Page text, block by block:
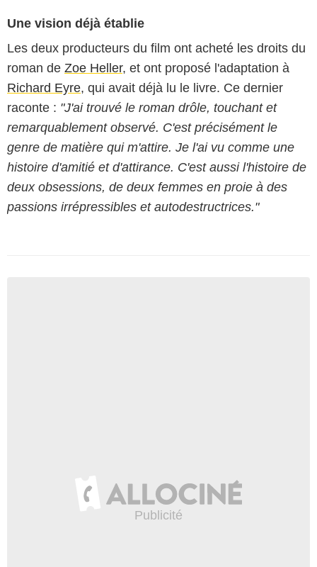
Une vision déjà établie
Les deux producteurs du film ont acheté les droits du
roman de Zoe Heller, et ont proposé l'adaptation à
Richard Eyre, qui avait déjà lu le livre. Ce dernier
raconte : "J'ai trouvé le roman drôle, touchant et
remarquablement observé. C'est précisément le
genre de matière qui m'attire. Je l'ai vu comme une
histoire d'amitié et d'attirance. C'est aussi l'histoire de
deux obsessions, de deux femmes en proie à des
passions irrépressibles et autodestructrices."